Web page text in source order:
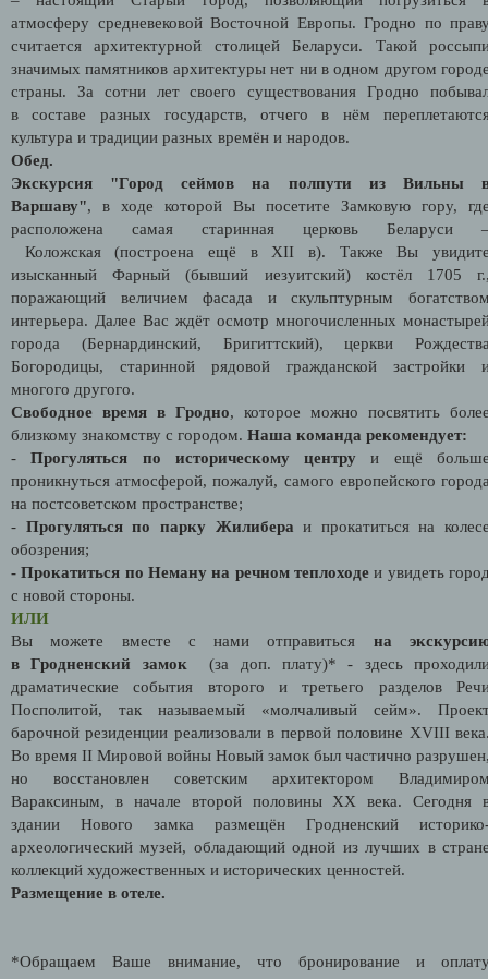
атмосферу средневековой Восточной Европы. Гродно по
считается архитектурной столицей Беларуси. Такой
значимых памятников архитектуры нет ни в одном другом
страны. За сотни лет своего существования Гродно
в составе разных государств, отчего в нём
культура и традиции разных времён и народов.
Обед.
Экскурсия "Город сеймов на полпути из Вильны
Варшаву", в ходе которой Вы посетите Замковую гору,
расположена самая старинная церковь Беларуси
Коложская (построена ещё в XII в). Также Вы
изысканный Фарный (бывший иезуитский) костёл 1705
поражающий величием фасада и скульптурным
интерьера. Далее Вас ждёт осмотр многочисленных
города (Бернардинский, Бригиттский), церкви
Богородицы, старинной рядовой гражданской застройки
многого другого.
Свободное время в Гродно, которое можно посвятить
близкому знакомству с городом. Наша команда рекомендует:
-Прогуляться по историческому центру и ещё
проникнуться атмосферой, пожалуй, самого европейского
на постсоветском пространстве;
- Прогуляться по парку Жилибера и прокатиться на
обозрения;
- Прокатиться по Неману на речном теплоходе и увидеть
с новой стороны.
ИЛИ
Вы можете вместе с нами отправиться на
в Гродненский замок
(за доп. плату)* - здесь
драматические события второго и третьего разделов
Посполитой, так называемый «молчаливый сейм».
барочной резиденции реализовали в первой половине XVIII
Во время II Мировой войны Новый замок был частично
но восстановлен советским архитектором
Вараксиным, в начале второй половины XX века. Сегодня
здании Нового замка размещён Гродненский
археологический музей, обладающий одной из лучших в
коллекций художественных и исторических ценностей.
Размещение в отеле.
*Обращаем Ваше внимание, что бронирование и